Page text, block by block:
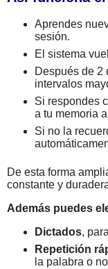
Aprendes
sesión.
El sistema
Después de 2
intervalos
Si respondes
a tu memoria
Si no la
De esta forma
constante y
Además puedes
Dictados,
Repetición
la palabra o